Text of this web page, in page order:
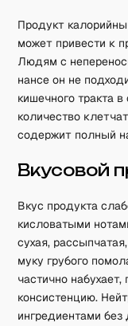
Продукт
может привести к
Людям с
нансе он не
кишечного тракта
количество
содержит полный
Вкусовой
Вкус продукта
кисловатыми
сухая,
муку грубого
частично
консистенцию.
ингредиентами